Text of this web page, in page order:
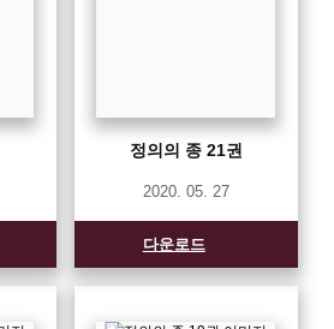
정의의 종 21권
2020. 05. 27
다운로드